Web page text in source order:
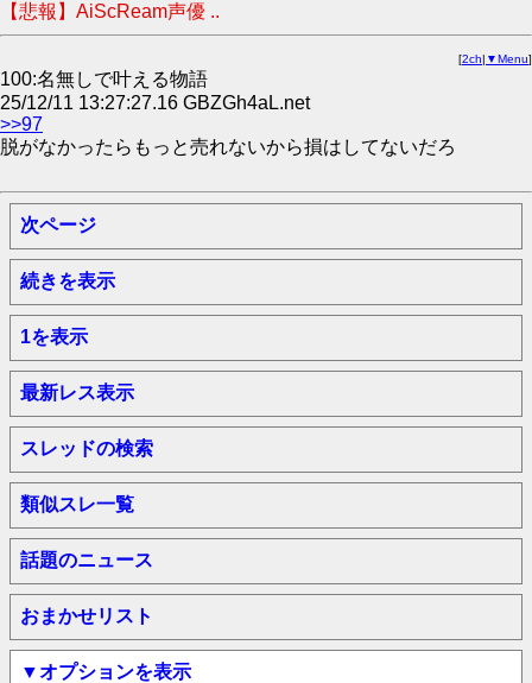
【悲報】AiScReam声優 ..
[2ch| ▼Menu]
100:名無しで叶える物語
25/12/11 13:27:27.16 GBZGh4aL.net
>>97
脱がなかったらもっと売れないから損はしてないだろ
次ページ
続きを表示
1を表示
最新レス表示
スレッドの検索
類似スレ一覧
話題のニュース
おまかせリスト
▼オプションを表示